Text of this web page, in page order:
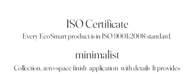
ISO Certificate
Every EcoSmart product is in ISO 9001:2008 standard.
minimalist
Collection, zero-space finish application with details It provides